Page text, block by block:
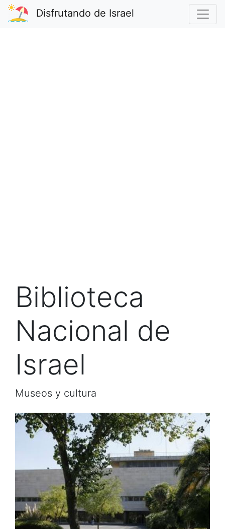
Disfrutando de Israel
Biblioteca
Nacional de
Israel
Museos y cultura